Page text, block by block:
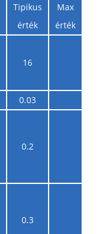
Tipikus
érték
Max
érték
16
0.03
0.2
0.3